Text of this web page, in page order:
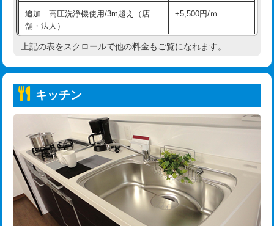
持込商品取付（浄水器・分岐水栓） 16,500円
持込商品取付（温水洗浄便座） 22,000円
持込商品取付（普通便座⇔温水洗浄便
22,000円
給水管工事※（ホール加工)
給水管工事※（バンド止め) 3,300円
給水管工事※（支持金具設置) 5,500円
給水管工事※（保温材使用（バンド止
め込み）)
5,500円
給水管工事※（土の掘削・埋め戻し作
11,000円
追加 高圧洗浄機使用/3m超え（店
舗・法人）
+5,500円/ｍ
高度高圧洗浄換 現地調査
トーラー機使用/3mまで
追加トーラー機使用/3m超え +3,300円
カメラ調査 33,000円
桝清掃 8,800円
止水・漏水調査・防水処理・清掃・修
理・調整・分解・加工など（軽作業）
11,000円
上記の表をスクロールで他の料金もご覧になれます。
キッチン